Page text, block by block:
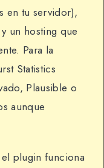
en tu servidor),
un hosting que
Para la
Statistics
Plausible o
aunque
plugin funciona